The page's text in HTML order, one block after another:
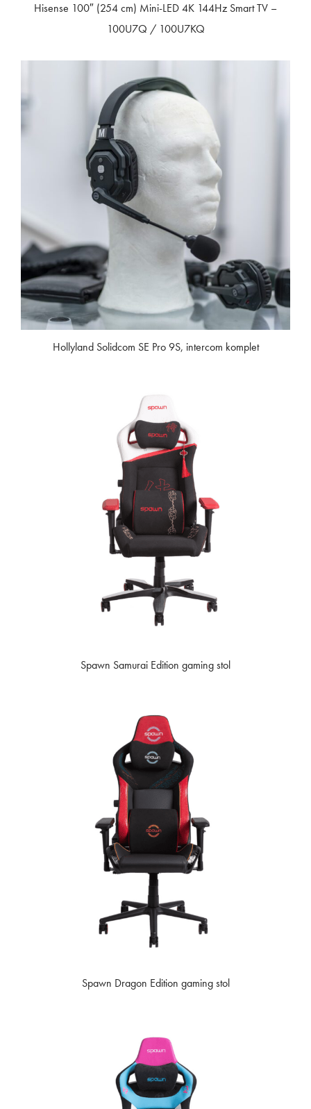
Hisense 100″ (254 cm) Mini-LED 4K 144Hz Smart TV –
100U7Q / 100U7KQ
Hollyland Solidcom SE Pro 9S, intercom komplet
Spawn Samurai Edition gaming stol
Spawn Dragon Edition gaming stol